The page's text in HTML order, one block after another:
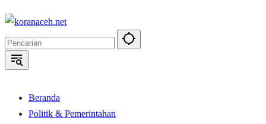
Langsung
konten
Beranda
Politik & Pemerintahan